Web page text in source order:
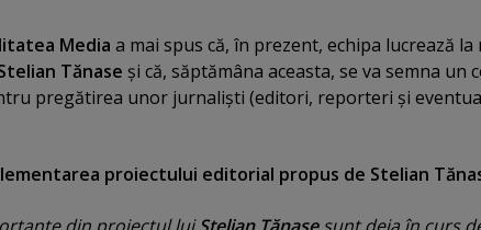
Media a mai spus că, în prezent, echipa lucrează la
Tănase şi că, săptămâna aceasta, se va semna un
pregătirea unor jurnalişti (editori, reporteri şi
proiectului editorial propus de Stelian